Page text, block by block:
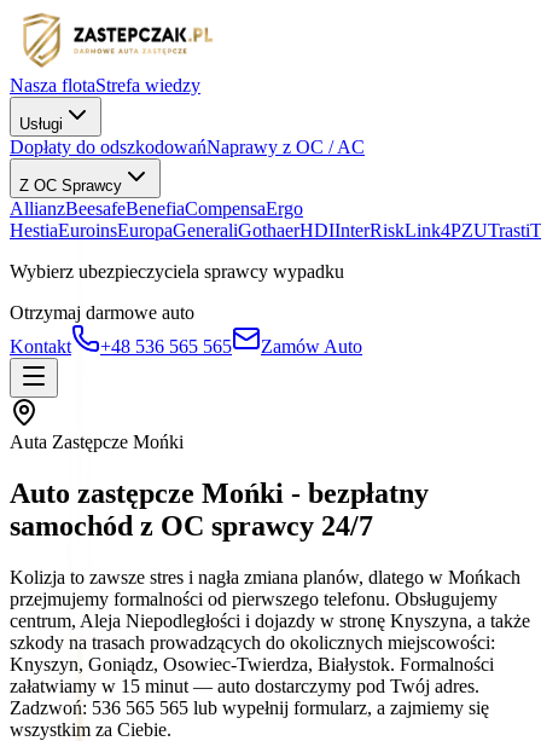
Nasza flotaStrefa wiedzy
Usługi
Dopłaty do odszkodowańNaprawy z OC / AC
Z OC Sprawcy
AllianzBeesafeBenefiaCompensaErgo
HestiaEuroinsEuropaGeneraliGothaerHDIInterRiskLink4PZUTrasti
Wybierz ubezpieczyciela sprawcy wypadku
Otrzymaj darmowe auto
Kontakt
+48 536 565 565 Zamów Auto
Auta Zastępcze Mońki
Auto zastępcze Mońki - bezpłatny
samochód z OC sprawcy 24/7
Kolizja to zawsze stres i nagła zmiana planów, dlatego w Mońkach
przejmujemy formalności od pierwszego telefonu. Obsługujemy
centrum, Aleja Niepodległości i dojazdy w stronę Knyszyna, a także
szkody na trasach prowadzących do okolicznych miejscowości:
Knyszyn, Goniądz, Osowiec-Twierdza, Białystok. Formalności
załatwiamy w 15 minut — auto dostarczymy pod Twój adres.
Zadzwoń: 536 565 565 lub wypełnij formularz, a zajmiemy się
wszystkim za Ciebie.